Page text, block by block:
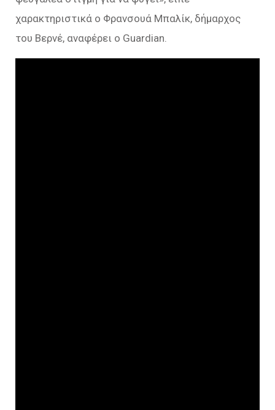
χαρακτηριστικά ο Φρανσουά Μπαλίκ, δήμαρχος
του Βερνέ, αναφέρει ο Guardian.